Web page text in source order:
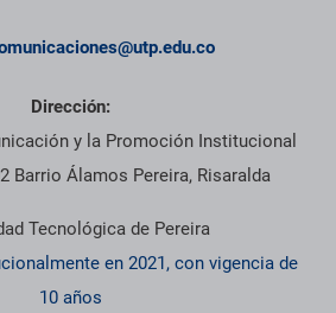
Dirección:
y la Promoción Institucional
Barrio Álamos Pereira, Risaralda
Tecnológica de Pereira
en 2021, con vigencia de
10 años